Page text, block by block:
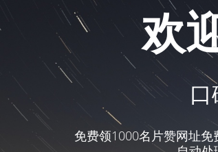
欢
免费领1000名片赞网址